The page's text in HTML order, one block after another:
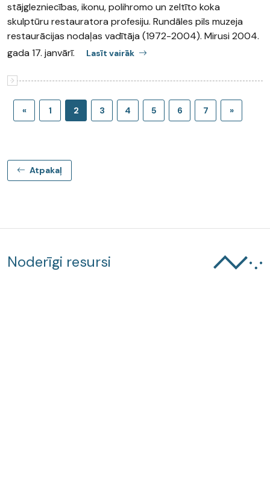
stājglezniecības, ikonu, polihromo un zeltīto koka
skulptūru restauratora profesiju. Rundāles pils muzeja
restaurācijas nodaļas vadītāja (1972-2004). Mirusi 2004.
gada 17. janvārī.
Lasīt vairāk
« 1 2 3 4 5 6 7 »
Atpakaļ
Noderīgi resursi